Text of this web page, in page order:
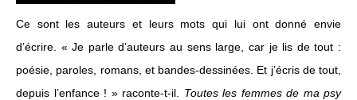
Ce sont les auteurs et leurs mots qui lui ont donné envie
d’écrire. « Je parle d’auteurs au sens large, car je lis de tout :
poésie, paroles, romans, et bandes-dessinées. Et j’écris de tout,
depuis l’enfance ! » raconte-t-il. Toutes les femmes de ma psy